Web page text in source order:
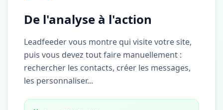
De l'analyse à l'action
Leadfeeder vous montre qui visite votre site,
puis vous devez tout faire manuellement :
rechercher les contacts, créer les messages,
les personnaliser...